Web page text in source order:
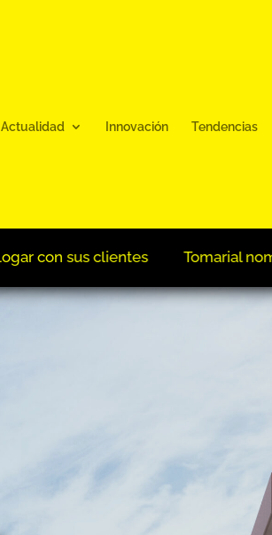
Actualidad Innovación Tendencias
nombra adjunta a dirección a